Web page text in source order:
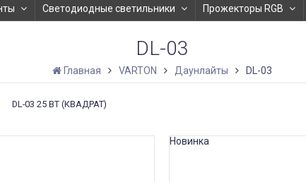
Светодиодные светильники Прожекторы RGB
DL-03
Главная VARTON Даунлайты DL-03
DL-03 25 ВТ (КВАДРАТ)
Новинка